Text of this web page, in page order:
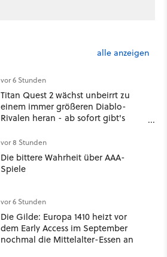
alle anzeigen
vor 6 Stunden
Titan Quest 2 wächst unbeirrt zu
einem immer größeren Diablo-
Rivalen heran - ab sofort gibt's
Klasse
vor 8 Stunden
Die bittere Wahrheit über AAA-
Spiele
vor 6 Stunden
Die Gilde: Europa 1410 heizt vor
dem Early Access im September
nochmal die Mittelalter-Essen an